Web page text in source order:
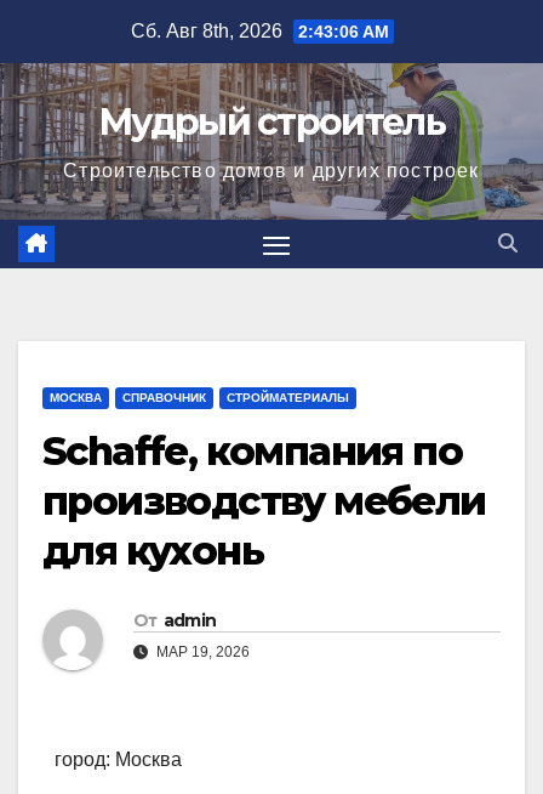
содержимому
Сб. Авг 8th, 2026 2:43:06 AM
Мудрый строитель
Строительство домов и других построек
МОСКВА СПРАВОЧНИК СТРОЙМАТЕРИАЛЫ
Schaffe, компания по
производству мебели
для кухонь
От admin
МАР 19, 2026
город: Москва